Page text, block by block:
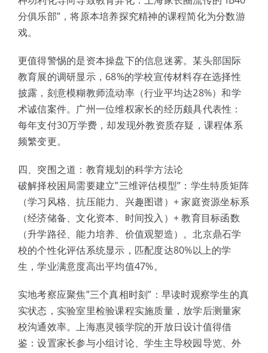
分俱乐部”，将原本培养探究精神的课程简化为分数游
戏。
更值得警惕的是资本操盘下的信息迷雾。某头部国际
教育展的调研显示，68%的学校宣传材料存在选择性
披露，刻意模糊教师流动率（行业平均达28%）和学
术诚信案件。广州一位维权家长的经历颇具代表性：
每年支付30万学费，却发现外教资质存疑，课程体系
频繁变更。
四、突围之道：教育规划的科学方法论
破解择校困局需要建立”三维评估模型”：学生特质矩阵
（学习风格、抗压能力、兴趣图谱）+ 家庭资源坐标系
（经济储备、文化资本、时间投入）+ 教育目标函数
（升学路径、能力培养、价值观塑造）。北京鼎石学
校的个性化评估系统显示，匹配度达80%以上的学
生，学业满意度高出平均值47%。
实地考察应聚焦”三个真相时刻”：早读时观察学生的真
实状态，实验室里检验课程实施质量，放学后测量家
校沟通效率。上海惠灵顿学院的开放日设计值得借
鉴：设置家长参与小组讨论、学生主导校园导览、外